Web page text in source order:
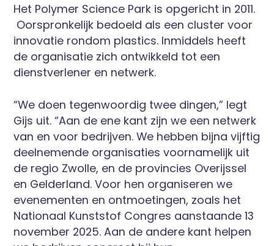
Het Polymer Science Park is opgericht in 2011.
Oorspronkelijk bedoeld als een cluster voor
innovatie rondom plastics. Inmiddels heeft
de organisatie zich ontwikkeld tot een
dienstverlener en netwerk.
“We doen tegenwoordig twee dingen,” legt
Gijs uit. “Aan de ene kant zijn we een netwerk
van en voor bedrijven. We hebben bijna vijftig
deelnemende organisaties voornamelijk uit
de regio Zwolle, en de provincies Overijssel
en Gelderland. Voor hen organiseren we
evenementen en ontmoetingen, zoals het
Nationaal Kunststof Congres aanstaande 13
november 2025. Aan de andere kant helpen